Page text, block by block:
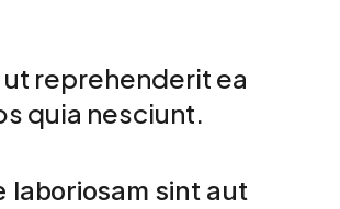
reprehenderit ea
quia nesciunt.
laboriosam sint aut